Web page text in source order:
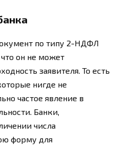
по типу 2-НДФЛ
он не может
заявителя. То есть
нигде не
частое явление в
Банки,
числа
форму для